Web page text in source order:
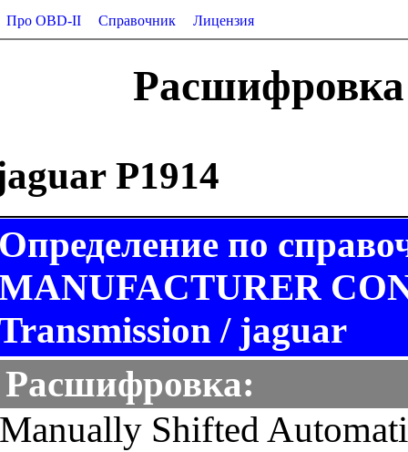
Про OBD-II Справочник Лицензия
Расшифровка
P1914
по
/ jaguar
Расшифровка:
Manually Shifted